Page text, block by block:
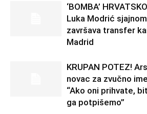
‘BOMBA’
Luka Modrić sjajnom
završava transfer
Madrid
KRUPAN POTEZ!
novac za zvučno
“Ako oni prihvate,
ga potpišemo”